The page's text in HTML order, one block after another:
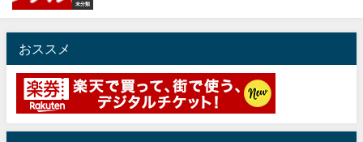
未分類
おススメ